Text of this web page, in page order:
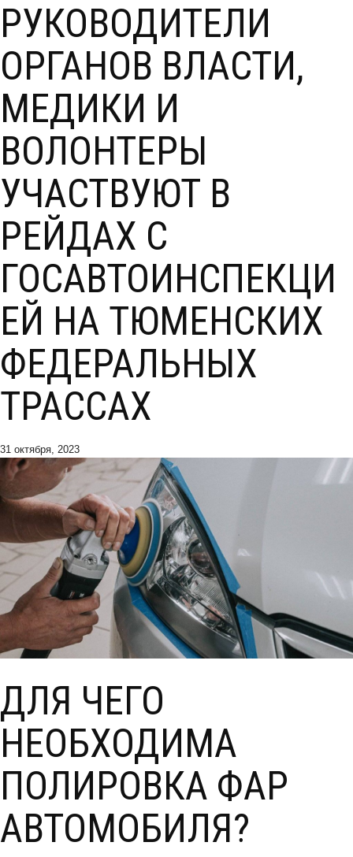
РУКОВОДИТЕЛИ
ОРГАНОВ ВЛАСТИ,
МЕДИКИ И
ВОЛОНТЕРЫ
УЧАСТВУЮТ В
РЕЙДАХ С
ГОСАВТОИНСПЕКЦИ
ЕЙ НА ТЮМЕНСКИХ
ФЕДЕРАЛЬНЫХ
ТРАССАХ
31 октября, 2023
ДЛЯ ЧЕГО
НЕОБХОДИМА
ПОЛИРОВКА ФАР
АВТОМОБИЛЯ?